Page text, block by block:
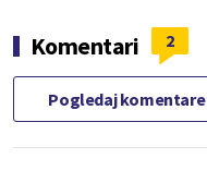
Komentari 2
Pogledaj komentare